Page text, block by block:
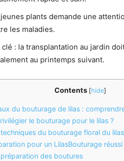
jeunes plants demande une
les maladies.
clé : la transplantation au jardin
au printemps suivant.
Contents [hide]
du bouturage de lilas :
le bouturage pour le lilas ?
du bouturage floral du lilas
pour un LilasBouturage réussi
des boutures